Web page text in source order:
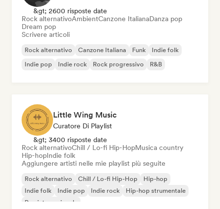
&gt; 2600 risposte date
Rock alternativoAmbientCanzone ItalianaDanza pop
Dream pop
Scrivere articoli
Rock alternativo Canzone Italiana Funk
Indie folk
Indie pop
Indie rock Rock progressivo R&B
Little Wing Music
Curatore Di Playlist
&gt; 3400 risposte date
Rock alternativoChill / Lo-fi Hip-HopMusica country
Hip-hopIndie folk
Aggiungere artisti nelle mie playlist più seguite
Rock alternativo Chill / Lo-fi Hip-Hop
Hip-hop
Indie folk
Indie pop Indie rock
Hip-hop strumentale
Rap internazionale